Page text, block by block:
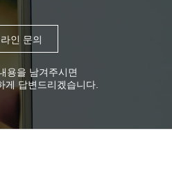
인 문의
용을 남겨주시면
게 답변드리겠습니다.